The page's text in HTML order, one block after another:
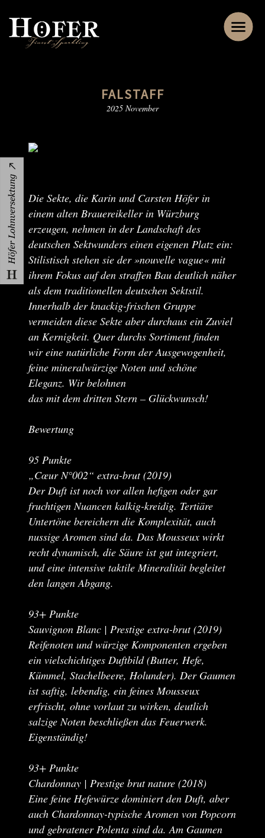
FALSTAFF
2025 November
Die Sekte, die Karin und Carsten Höfer in
einem alten Brauereikeller in Würzburg
erzeugen, nehmen in der Landschaft des
deutschen Sektwunders einen eigenen Platz ein:
Stilistisch stehen sie der »nouvelle vague« mit
ihrem Fokus auf den straffen Bau deutlich näher
als dem traditionellen deutschen Sektstil.
Innerhalb der knackig-frischen Gruppe
vermeiden diese Sekte aber durchaus ein Zuviel
an Kernigkeit. Quer durchs Sortiment finden
wir eine natürliche Form der Ausgewogenheit,
feine mineralwürzige Noten und schöne
Eleganz. Wir belohnen
das mit dem dritten Stern – Glückwunsch!
Bewertung
95 Punkte
„Cœur N°002“ extra-brut (2019)
Der Duft ist noch vor allen hefigen oder gar
fruchtigen Nuancen kalkig-kreidig. Tertiäre
Untertöne bereichern die Komplexität, auch
nussige Aromen sind da. Das Mousseux wirkt
recht dynamisch, die Säure ist gut integriert,
und eine intensive taktile Mineralität begleitet
den langen Abgang.
93+ Punkte
Sauvignon Blanc | Prestige extra-brut (2019)
Reifenoten und würzige Komponenten ergeben
ein vielschichtiges Duftbild (Butter, Hefe,
Kümmel, Stachelbeere, Holunder). Der Gaumen
ist saftig, lebendig, ein feines Mousseux
erfrischt, ohne vorlaut zu wirken, deutlich
salzige Noten beschließen das Feuerwerk.
Eigenständig!
93+ Punkte
Chardonnay | Prestige brut nature (2018)
Eine feine Hefewürze dominiert den Duft, aber
auch Chardonnay-typische Aromen von Popcorn
und gebratener Polenta sind da. Am Gaumen